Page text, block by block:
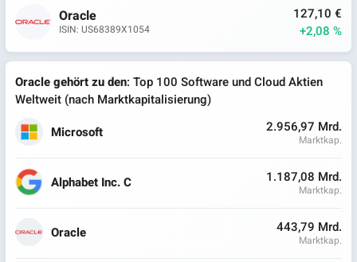
Oracle
ISIN: US68389X1054
127,10 €
+2,08 %
Oracle gehört zu den: Top 100 Software und Cloud Aktien
Weltweit (nach Marktkapitalisierung)
Microsoft
2.956,97 Mrd.
Marktkap.
Alphabet Inc. C 1.187,08 Mrd.
Marktkap.
Oracle 443,79 Mrd.
Marktkap.